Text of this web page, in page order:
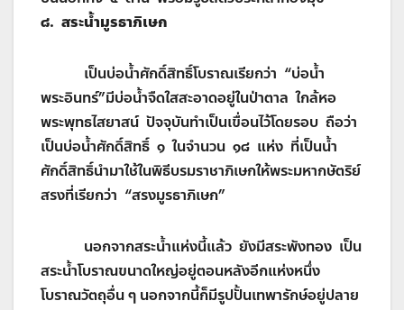
๘. สระน้ำมูรธาภิเษก
เป็นบ่อน้ำศักดิ์สิทธิ์โบราณเรียกว่า “บ่อน้ำ
พระอินทร์”มีบ่อน้ำจืดใสสะอาดอยู่ในป่าตาล ใกล้หอ
พระพุทธไสยาสน์ ปัจจุบันทำเป็นเขื่อนไว้โดยรอบ ถือว่า
เป็นบ่อน้ำศักดิ์สิทธิ์ ๑ ในจำนวน ๑๘ แห่ง ที่เป็นน้ำ
ศักดิ์สิทธิ์นำมาใช้ในพิธีบรมราชาภิเษกให้พระมหากษัตริย์
สรงที่เรียกว่า “สรงมูรธาภิเษก”
นอกจากสระน้ำแห่งนี้แล้ว ยังมีสระพังทอง เป็น
สระน้ำโบราณขนาดใหญ่อยู่ตอนหลังอีกแห่งหนึ่ง
โบราณวัตถุอื่น ๆ นอกจากนี้ก็มีรูปปั้นเทพารักษ์อยู่ปลาย